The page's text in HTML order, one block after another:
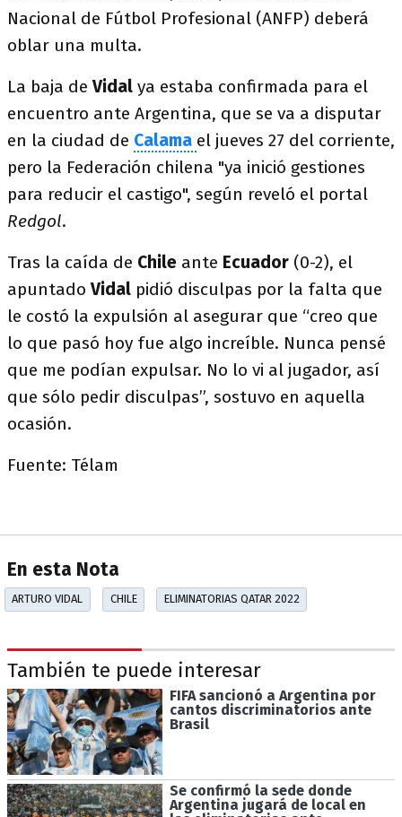
Nacional de Fútbol Profesional (ANFP) deberá
oblar una multa.
La baja deVidal ya estaba confirmada para el
encuentro ante Argentina, que se va a disputar
en la ciudad de Calama el jueves 27 del corriente,
pero la Federación chilena "ya inició gestiones
para reducir el castigo", según reveló el portal
Redgol.
Tras la caída de Chile ante Ecuador (0-2), el
apuntadoVidal pidió disculpas por la falta que
le costó la expulsión al asegurar que “creo que
lo que pasó hoy fue algo increíble. Nunca pensé
que me podían expulsar. No lo vi al jugador, así
que sólo pedir disculpas”, sostuvo en aquella
ocasión.
Fuente: Télam
En esta Nota
ARTURO VIDAL CHILE ELIMINATORIAS QATAR 2022
También te puede interesar
FIFA sancionó a Argentina por
cantos discriminatorios ante
Brasil
Se confirmó la sede donde
Argentina jugará de local en